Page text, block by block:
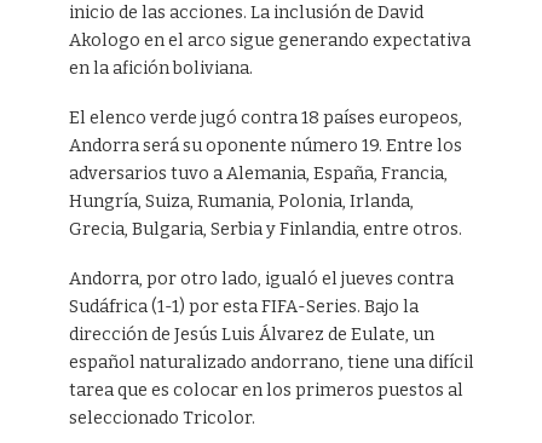
inicio de las acciones. La inclusión de David
Akologo en el arco sigue generando expectativa
en la afición boliviana.
El elenco verde jugó contra 18 países europeos,
Andorra será su oponente número 19. Entre los
adversarios tuvo a Alemania, España, Francia,
Hungría, Suiza, Rumania, Polonia, Irlanda,
Grecia, Bulgaria, Serbia y Finlandia, entre otros.
Andorra, por otro lado, igualó el jueves contra
Sudáfrica (1-1) por esta FIFA-Series. Bajo la
dirección de Jesús Luis Álvarez de Eulate, un
español naturalizado andorrano, tiene una difícil
tarea que es colocar en los primeros puestos al
seleccionado Tricolor.